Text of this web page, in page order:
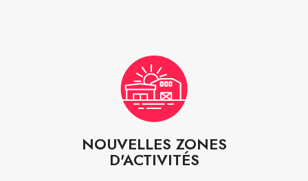
NOUVELLES ZONES
D'ACTIVITÉS